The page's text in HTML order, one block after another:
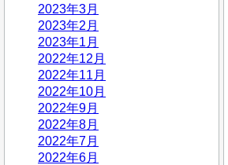
2023年3月
2023年2月
2023年1月
2022年12月
2022年11月
2022年10月
2022年9月
2022年8月
2022年7月
2022年6月